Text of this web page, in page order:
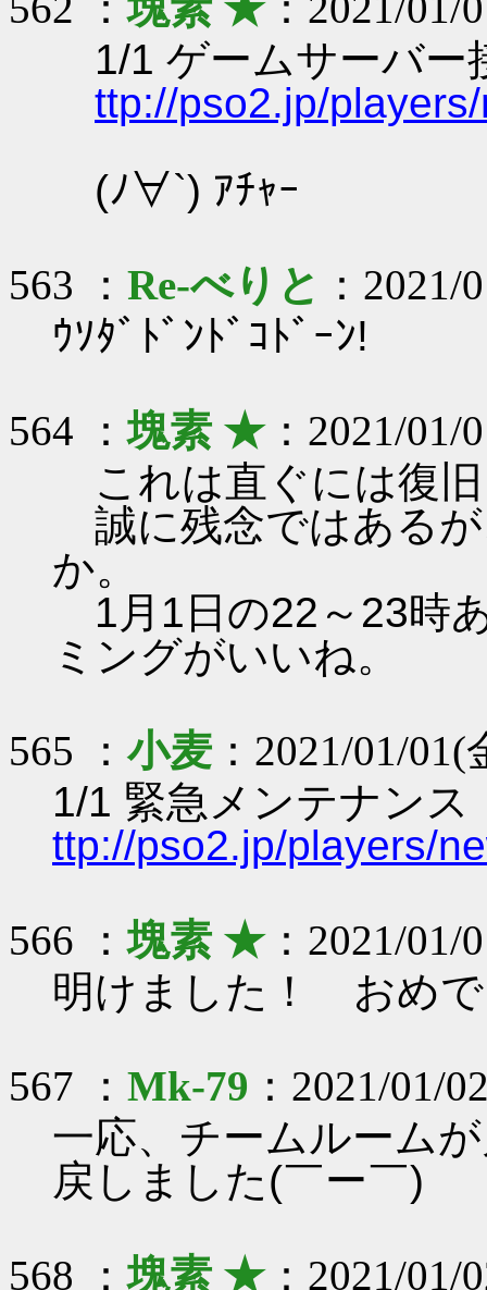
1/1 ゲームサーバー
ttp://pso2.jp/
(ﾉ∀`) ｱﾁｬｰ
563 ： Re-べりと ：
ｳｿﾀﾞﾄﾞﾝﾄﾞｺﾄﾞｰﾝ!
564 ：塊素 ★：2021/01/
これは直ぐには復
誠に残念ではある
か。
1月1日の22～23時
ミングがいいね。
565 ：小麦 ：2021/01/
1/1 緊急メンテナンス
ttp://pso2.jp/players/
566 ：塊素 ★：2021/01/
明けました！ おめ
567 ： Mk-79 ：2021/01/
一応、チームルーム
戻しました(￣ー￣)ゝ
568 ：塊素 ★：2021/01/